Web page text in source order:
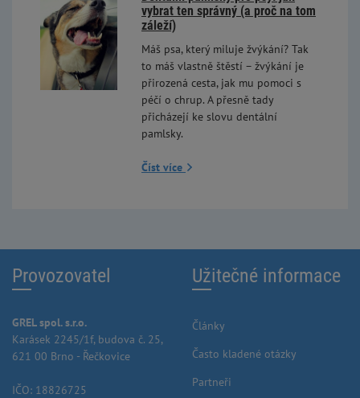
vybrat ten správný (a proč na tom
záleží)
Máš psa, který miluje žvýkání? Tak
to máš vlastně štěstí – žvýkání je
přirozená cesta, jak mu pomoci s
péčí o chrup. A přesně tady
přicházejí ke slovu dentální
pamlsky.
Číst více
Provozovatel
GREL spol. s.r.o.
Karásek 2245/1f, budova č. 25,
621 00 Brno - Řečkovice
IČO: 18826725
Užitečné informace
Články
Často kladené otázky
Partneři